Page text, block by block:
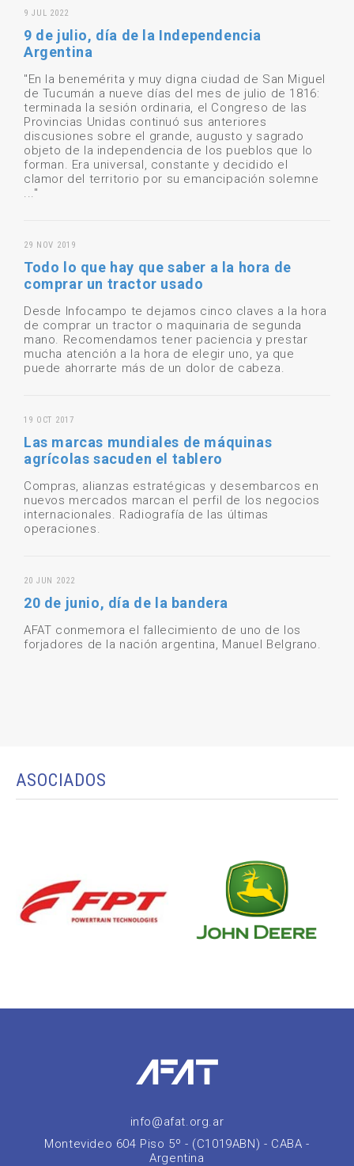
9 JUL 2022
9 de julio, día de la Independencia
Argentina
"En la benemérita y muy digna ciudad de San Miguel
de Tucumán a nueve días del mes de julio de 1816:
terminada la sesión ordinaria, el Congreso de las
Provincias Unidas continuó sus anteriores
discusiones sobre el grande, augusto y sagrado
objeto de la independencia de los pueblos que lo
forman. Era universal, constante y decidido el
clamor del territorio por su emancipación solemne
..."
29 NOV 2019
Todo lo que hay que saber a la hora de
comprar un tractor usado
Desde Infocampo te dejamos cinco claves a la hora
de comprar un tractor o maquinaria de segunda
mano. Recomendamos tener paciencia y prestar
mucha atención a la hora de elegir uno, ya que
puede ahorrarte más de un dolor de cabeza.
19 OCT 2017
Las marcas mundiales de máquinas
agrícolas sacuden el tablero
Compras, alianzas estratégicas y desembarcos en
nuevos mercados marcan el perfil de los negocios
internacionales. Radiografía de las últimas
operaciones.
20 JUN 2022
20 de junio, día de la bandera
AFAT conmemora el fallecimiento de uno de los
forjadores de la nación argentina, Manuel Belgrano.
ASOCIADOS
info@afat.org.ar
Montevideo 604 Piso 5º - (C1019ABN) - CABA -
Argentina